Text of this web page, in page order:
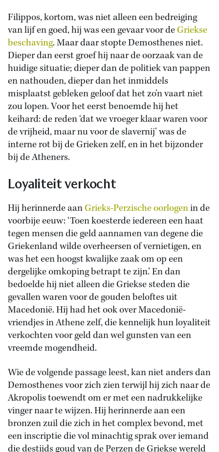
Filippos, kortom, was niet alleen een bedreiging
van lijf en goed, hij was een gevaar voor deGriekse
beschaving. Maar daar stopte Demosthenes niet.
Dieper dan eerst groef hij naar de oorzaak van de
huidige situatie; dieper dan de politiek van pappen
en nathouden, dieper dan het inmiddels
misplaatst gebleken geloof dat het zo’n vaart niet
zou lopen. Voor het eerst benoemde hij het
keihard: de reden ‘dat we vroeger klaar waren voor
de vrijheid, maar nu voor de slavernij’ was de
interne rot bij de Grieken zelf, en in het bijzonder
bij de Atheners.
Loyaliteit verkocht
Hij herinnerde aanGrieks-Perzische oorlogenin de
voorbije eeuw: ‘Toen koesterde iedereen een haat
tegen mensen die geld aannamen van degene die
Griekenland wilde overheersen of vernietigen, en
was het een hoogst kwalijke zaak om op een
dergelijke omkoping betrapt te zijn.’ En dan
bedoelde hij niet alleen die Griekse steden die
gevallen waren voor de gouden beloftes uit
Macedonië. Hij had het ook over Macedonië-
vriendjes in Athene zelf, die kennelijk hun loyaliteit
verkochten voor geld dan wel gunsten van een
vreemde mogendheid.
Wie de volgende passage leest, kan niet anders dan
Demosthenes voor zich zien terwijl hij zich naar de
Akropolis toewendt om er met een nadrukkelijke
vinger naar te wijzen. Hij herinnerde aan een
bronzen zuil die zich in het complex bevond, met
een inscriptie die vol minachtig sprak over iemand
die destijds goud van de Perzen de Griekse wereld